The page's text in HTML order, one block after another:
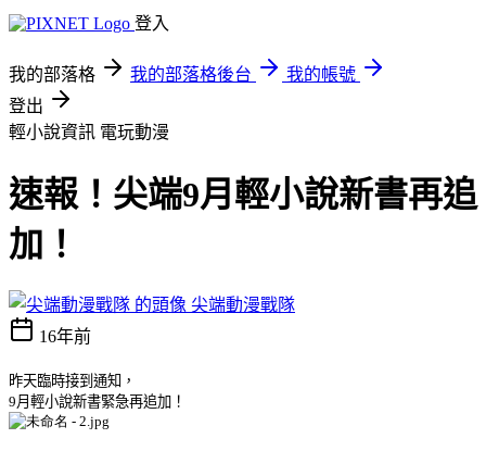
登入
我的部落格 我的部落格後台
我的帳號
登出
輕小說資訊 電玩動漫
速報！尖端9月輕小說新書再追
加！
尖端動漫戰隊
16年前
昨天臨時接到通知，
9 月輕小說新書緊急再追加！